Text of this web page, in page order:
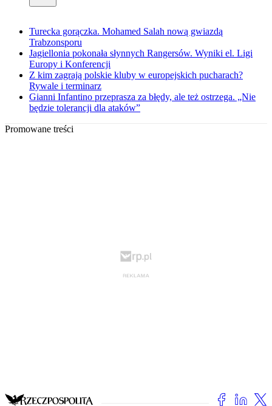
Turecka gorączka. Mohamed Salah nową gwiazdą
Trabzonsporu
Jagiellonia pokonała słynnych Rangersów. Wyniki el. Ligi
Europy i Konferencji
Z kim zagrają polskie kluby w europejskich pucharach?
Rywale i terminarz
Gianni Infantino przeprasza za błędy, ale też ostrzega. „Nie
będzie tolerancji dla ataków”
Promowane treści